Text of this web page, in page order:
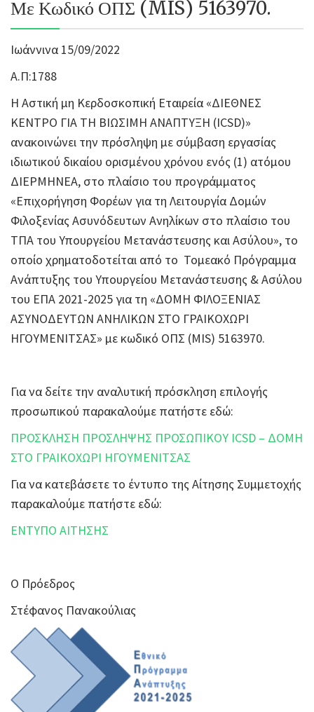
Με Κωδικό ΟΠΣ (MIS) 5163970.
Ιωάννινα 15/09/2022
Α.Π:1788
Η Αστική μη Κερδοσκοπική Εταιρεία «ΔΙΕΘΝΕΣ
ΚΕΝΤΡΟ ΓΙΑ ΤΗ ΒΙΩΣΙΜΗ ΑΝΑΠΤΥΞΗ (ICSD)»
ανακοινώνει την πρόσληψη με σύμβαση εργασίας
ιδιωτικού δικαίου ορισμένου χρόνου ενός (1) ατόμου
ΔΙΕΡΜΗΝΕΑ, στο πλαίσιο του προγράμματος
«Επιχορήγηση Φορέων για τη Λειτουργία Δομών
Φιλοξενίας Ασυνόδευτων Ανηλίκων στο πλαίσιο του
ΤΠΑ του Υπουργείου Μετανάστευσης και Ασύλου», το
οποίο χρηματοδοτείται από το Τομεακό Πρόγραμμα
Ανάπτυξης του Υπουργείου Μετανάστευσης & Ασύλου
του ΕΠΑ 2021-2025 για τη «ΔΟΜΗ ΦΙΛΟΞΕΝΙΑΣ
ΑΣΥΝΟΔΕΥΤΩΝ ΑΝΗΛΙΚΩΝ ΣΤΟ ΓΡΑΙΚΟΧΩΡΙ
ΗΓΟΥΜΕΝΙΤΣΑΣ» με κωδικό ΟΠΣ (MIS) 5163970.
Για να δείτε την αναλυτική πρόσκληση επιλογής
προσωπικού παρακαλούμε πατήστε εδώ:
ΠΡΟΣΚΛΗΣΗ ΠΡΟΣΛΗΨΗΣ ΠΡΟΣΩΠΙΚΟΥ ICSD – ΔΟΜΗ
ΣΤΟ ΓΡΑΙΚΟΧΩΡΙ ΗΓΟΥΜΕΝΙΤΣΑΣ
Για να κατεβάσετε το έντυπο της Αίτησης Συμμετοχής
παρακαλούμε πατήστε εδώ:
ΕΝΤΥΠΟ ΑΙΤΗΣΗΣ
Ο Πρόεδρος
Στέφανος Πανακούλιας